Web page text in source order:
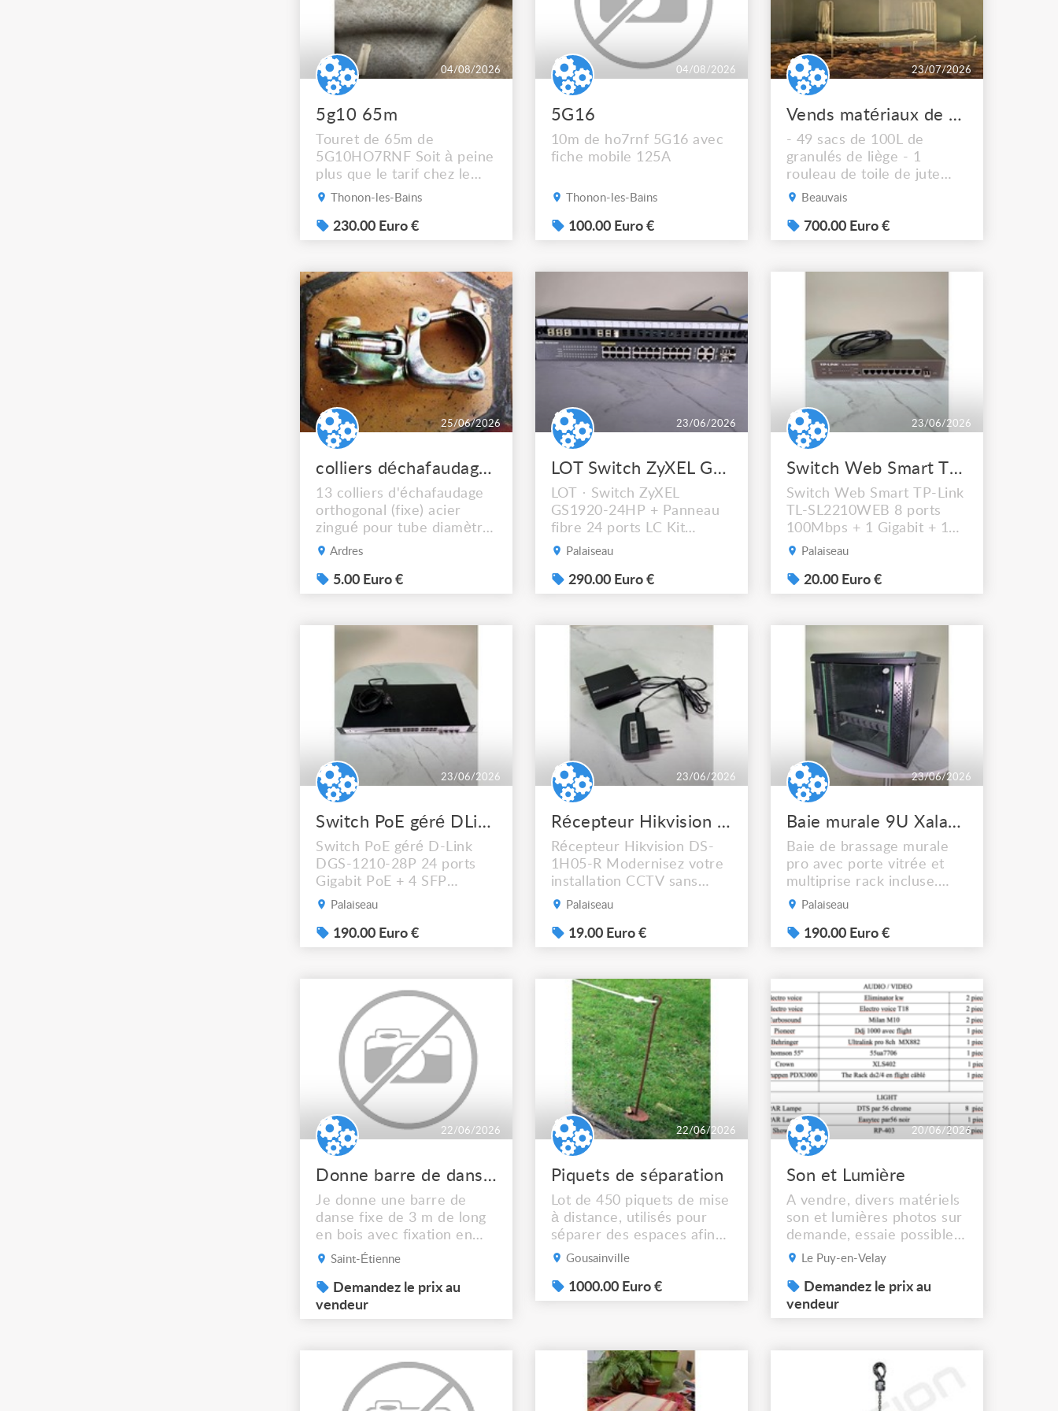
04/08/2026
5g10 65m
Touret de 65m de
5G10HO7RNF Soit à peine
plus que le tarif chez le
récupérateur Mais
sup sur demande ça ne
passe pas sur l’annonce
Thonon-les-Bains
230.00 Euro €
04/08/2026
5G16
10m de ho7rnf 5G16 avec
fiche mobile 125A
Thonon-les-Bains
100.00 Euro €
23/07/2026
Vends matériaux de scénographie
- 49 sacs de 100L de
granulés de liège - 1
rouleau de toile de jute
naturel 450gr/m2 - 30
Beauvais
700.00 Euro €
25/06/2026
colliers déchafaudage acier zingué
13 colliers d'échafaudage
orthogonal (fixe) acier
zingué pour tube diamètre
50mm. Etat neuf.
Ardres
5.00 Euro €
23/06/2026
LOT Switch ZyXEL GS192024HP Panneau fibre 24 ports LC
LOT · Switch ZyXEL
GS1920-24HP + Panneau
fibre 24 ports LC Kit
réseau complet pour
— switch PoE+ haute
puissance et panneau de
prêts à intégrer en baie
Palaiseau
290.00 Euro €
23/06/2026
Switch Web Smart TPLink TLSL2210WEB
Switch Web Smart TP-Link
TL-SL2210WEB 8 ports
100Mbps + 1 Gigabit + 1
SFP avec gestion web
petites installations réseau
ou le dépannage.
Palaiseau
20.00 Euro €
23/06/2026
Switch PoE géré DLink DGS121028P
Switch PoE géré D-Link
DGS-1210-28P 24 ports
Gigabit PoE + 4 SFP
totalement silencieux. Idéal
téléphones VoIP et points
d'accès WiFi directement
Palaiseau
190.00 Euro €
23/06/2026
Récepteur Hikvision DS1H05R
Récepteur Hikvision DS-
1H05-R Modernisez votre
installation CCTV sans
refaire le câblage —
câble coaxial existant
jusqu'à 500m. Alimentation
Palaiseau
19.00 Euro €
23/06/2026
Baie murale 9U Xalan 600600mm
Baie de brassage murale
pro avec porte vitrée et
multiprise rack incluse.
Prête à accueillir vos
sono, IT ou domotique.
Palaiseau
190.00 Euro €
22/06/2026
Donne barre de danse fixe en bois
Je donne une barre de
danse fixe de 3 m de long
en bois avec fixation en
métal.
Saint-Étienne
Demandez le prix au
vendeur
22/06/2026
Piquets de séparation
Lot de 450 piquets de mise
à distance, utilisés pour
séparer des espaces afin
de permettre aux
déambuler. Idéal pour les
évènements en plein air ou
acier brut Ø 12 mm pour
une très bonne rigidité. -
Longueur 850 mm hors -
Gousainville
1000.00 Euro €
20/06/2026
Son et Lumière
A vendre, divers matériels
son et lumières photos sur
demande, essaie possible,
pas d'envoi. Tarifs a
proposition cause,
renouvellement de matos
et vider un peu le dépôt
Le Puy-en-Velay
Demandez le prix au
vendeur